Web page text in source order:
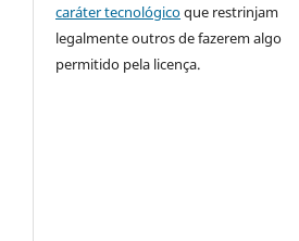
caráter tecnológicoque restrinjam
legalmente outros de fazerem algo
permitido pela licença.